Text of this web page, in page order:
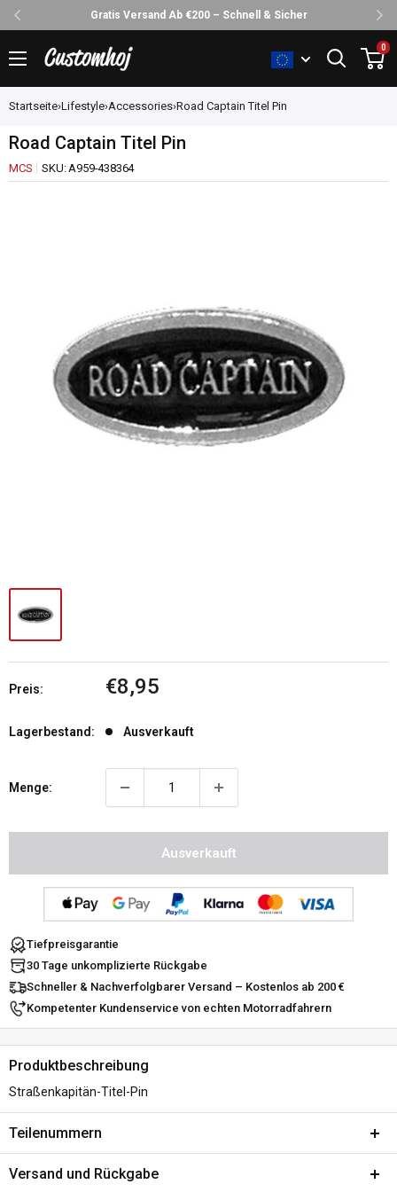
Gratis Versand Ab €200 – Schnell & Sicher
zum
Inhalt
Customhoj
0
Startseite›Lifestyle›Accessories›Road Captain Titel Pin
Road Captain Titel Pin
MCS SKU:A959-438364
Preis: Sonderpreis
€8,95
Lagerbestand: Ausverkauft
Menge:
Ausverkauft
Tiefpreisgarantie
30 Tage unkomplizierte Rückgabe
Schneller & Nachverfolgbarer Versand – Kostenlos ab 200 €
Kompetenter Kundenservice von echten Motorradfahrern
Produktbeschreibung
Straßenkapitän-Titel-Pin
Teilenummern
SKU: A959-438364
Versand und Rückgabe